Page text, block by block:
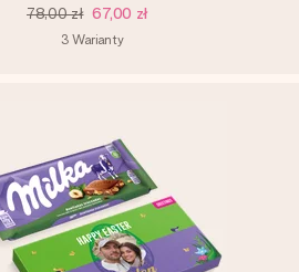
78,00 zł 67,00 zł
3 Warianty